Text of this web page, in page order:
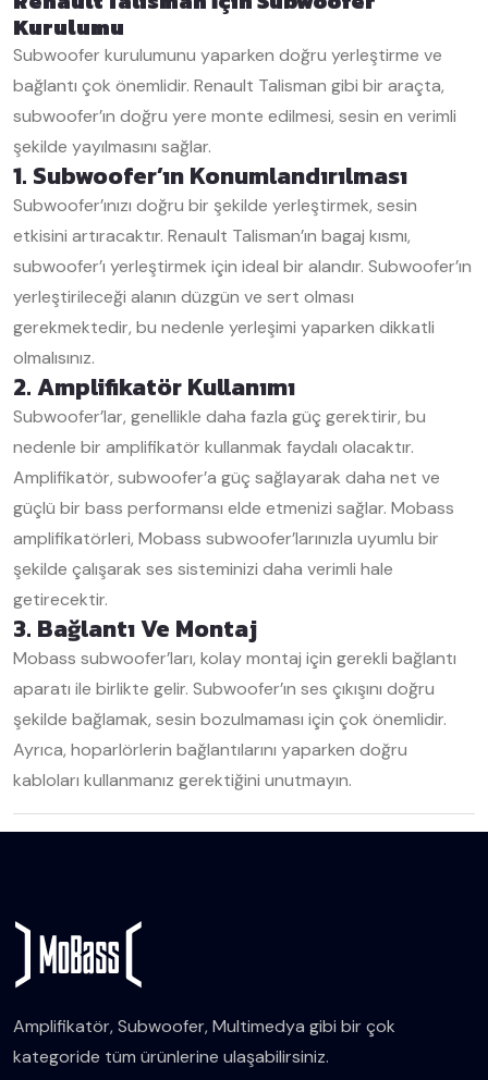
Kurulumu
Subwoofer kurulumunu yaparken doğru yerleştirme ve
bağlantı çok önemlidir. Renault Talisman gibi bir araçta,
subwoofer’ın doğru yere monte edilmesi, sesin en verimli
şekilde yayılmasını sağlar.
1. Subwoofer’ın Konumlandırılması
Subwoofer’ınızı doğru bir şekilde yerleştirmek, sesin
etkisini artıracaktır. Renault Talisman’ın bagaj kısmı,
subwoofer’ı yerleştirmek için ideal bir alandır. Subwoofer’ın
yerleştirileceği alanın düzgün ve sert olması
gerekmektedir, bu nedenle yerleşimi yaparken dikkatli
olmalısınız.
2. Amplifikatör Kullanımı
Subwoofer’lar, genellikle daha fazla güç gerektirir, bu
nedenle bir amplifikatör kullanmak faydalı olacaktır.
Amplifikatör, subwoofer’a güç sağlayarak daha net ve
güçlü bir bass performansı elde etmenizi sağlar. Mobass
amplifikatörleri, Mobass subwoofer’larınızla uyumlu bir
şekilde çalışarak ses sisteminizi daha verimli hale
getirecektir.
3. Bağlantı Ve Montaj
Mobass subwoofer’ları, kolay montaj için gerekli bağlantı
aparatı ile birlikte gelir. Subwoofer’ın ses çıkışını doğru
şekilde bağlamak, sesin bozulmaması için çok önemlidir.
Ayrıca, hoparlörlerin bağlantılarını yaparken doğru
kabloları kullanmanız gerektiğini unutmayın.
Amplifikatör, Subwoofer, Multimedya gibi bir çok
kategoride tüm ürünlerine ulaşabilirsiniz.